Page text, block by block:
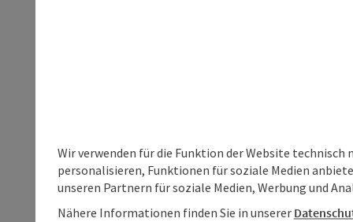
Wir verwenden für die Funktion der Website
personalisieren, Funktionen für soziale Medien
unseren Partnern für soziale Medien, Werbung und
Nähere Informationen finden Sie in unserer